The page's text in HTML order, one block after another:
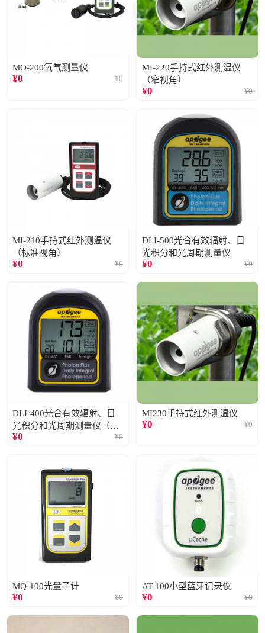
MO-200氧气测量仪
¥0 ¥0
MI-220手持式红外测温仪
（窄视角）
¥0 ¥0
MI-210手持式红外测温仪
（标准视角）
¥0 ¥0
DLI-500光合有效辐射、日
光积分和光周期测量仪
¥0 ¥0
DLI-400光合有效辐射、日
光积分和光周期测量仪（仅
阳光）
¥0 ¥0
MI230手持式红外测温仪
¥0 ¥0
MQ-100光量子计
¥0 ¥0
AT-100小型蓝牙记录仪
¥0 ¥0